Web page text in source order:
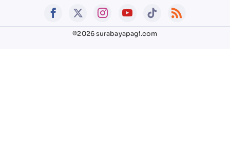
©2026 surabayapagi.com